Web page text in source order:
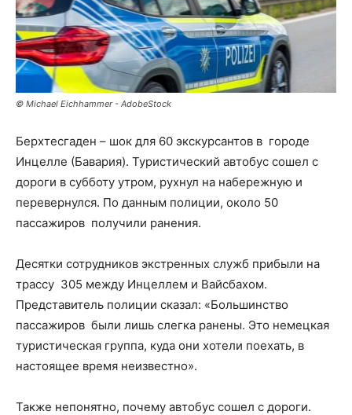
© Michael Eichhammer - AdobeStock
Берхтесгаден – шок для 60 экскурсантов в городе
Инцелле (Бавария). Туристический автобус сошел с
дороги в субботу утром, рухнул на набережную и
перевернулся. По данным полиции, около 50
пассажиров получили ранения.
Десятки сотрудников экстренных служб прибыли на
трассу 305 между Инцеллем и Вайсбахом.
Представитель полиции сказал: «Большинство
пассажиров были лишь слегка ранены. Это немецкая
туристическая группа, куда они хотели поехать, в
настоящее время неизвестно».
Также непонятно, почему автобус сошел с дороги.